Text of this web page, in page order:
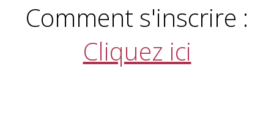
Comment s'inscrire :
Cliquez ici